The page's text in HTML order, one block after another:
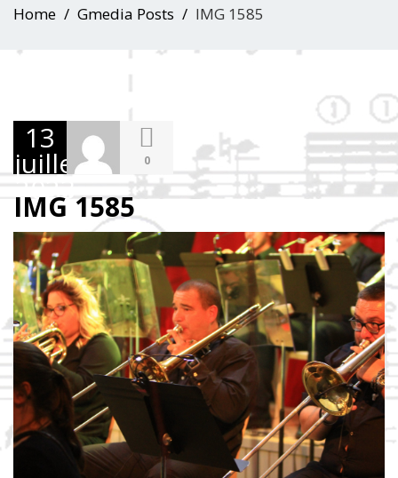
Home Gmedia Posts IMG 1585
13
juillet
2023
0
IMG 1585